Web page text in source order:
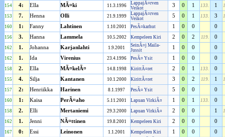
154 4: Ella MÃ¤ki 11.3.1996
LappajÃ¤rven
Veikot
3 0 1 133. 1
153 7. Henna Olli 21.9.1999
LappajÃ¤rven
Veikot
5 0 1 133. 3
160 1: Fanny Lahtinen 1.10.2001 PesÃ¤karhut 1 0 0 0
156 3. Hanna Lammela 10.5.2002 Kempeleen Kiri 2 0 2 119. 0
162 1. Johanna Karjanlahti 1.9.2001
SeinÃ¤j Maila-
Jussit
1 0 0 0
162 1. Ida Virenius 23.4.1996 PesÃ¤ Ysit 1 0 0 0
158 2. Ella MÃ¤kelÃ¤ 14.8.1998 KirittÃ¤ret 2 0 1 133. 0
155 4. Silja Kantanen 10.1.2000 KirittÃ¤ret 3 0 2 119. 1
157 2: Henriikka Harinen 8.1.1997 PesÃ¤ Ysit 5 0 0 0
160 1: Kaisa PerÃ¤aho 5.11.2001 Lapuan VirkiÃ¤ 1 0 1 133. 0
158 2. Elli Mertaniemi 29.3.2000 Lapuan VirkiÃ¤ 2 0 0 1
162 1. Jenni NÃ¤ttinen 19.8.2001 Kempeleen Kiri 2 0 0 0
167 0: Essi Leinonen 1.1.2001 Kempeleen Kiri 1 0 0 0